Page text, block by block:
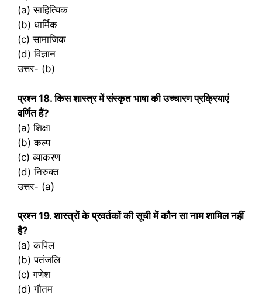
(a) साहित्यिक
(b) धार्मिक
(c) सामाजिक
(d) विज्ञान
उत्तर- (b)
प्रश्‍न 18. किस शास्त्र में संस्कृत भाषा की उच्चारण प्रक्रियाएं
वर्णित हैं?
(a) शिक्षा
(b) कल्प
(c) व्याकरण
(d) निरुक्त
उत्तर- (a)
प्रश्‍न 19. शास्त्रों के प्रवर्तकों की सूची में कौन सा नाम शामिल नहीं
है?
(a) कपिल
(b) पतंजलि
(c) गणेश
(d) गौतम